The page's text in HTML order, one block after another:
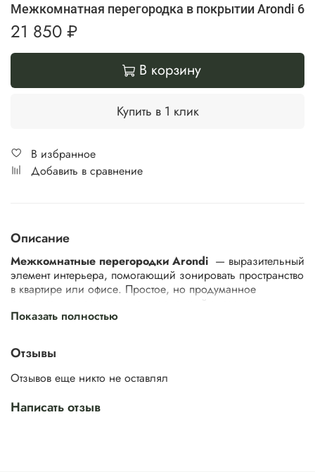
Межкомнатная перегородка в покрытии Arondi 6
21 850 ₽
В корзину
Купить в 1 клик
В избранное
Добавить в сравнение
Описание
Межкомнатные перегородки Arondi — выразительный
элемент интерьера, помогающий зонировать пространство
в квартире или офисе. Простое, но продуманное
решение, которое станет альтернативой возведению
стены.
древесного материала. Для остекления используется 3-х
выдерживает самые высокие механические нагрузки и
Показать полностью
Отзывы
Отзывов еще никто не оставлял
Написать отзыв